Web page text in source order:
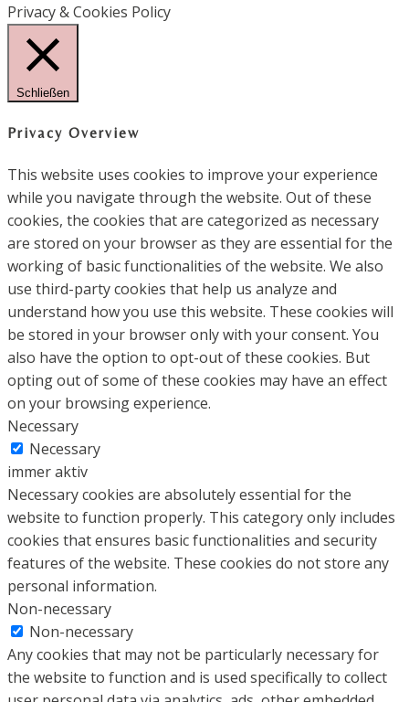
Privacy & Cookies Policy
Schließen
Privacy Overview
This website uses cookies to improve your experience
while you navigate through the website. Out of these
cookies, the cookies that are categorized as necessary
are stored on your browser as they are essential for the
working of basic functionalities of the website. We also
use third-party cookies that help us analyze and
understand how you use this website. These cookies will
be stored in your browser only with your consent. You
also have the option to opt-out of these cookies. But
opting out of some of these cookies may have an effect
on your browsing experience.
Necessary
Necessary
immer aktiv
Necessary cookies are absolutely essential for the
website to function properly. This category only includes
cookies that ensures basic functionalities and security
features of the website. These cookies do not store any
personal information.
Non-necessary
Non-necessary
Any cookies that may not be particularly necessary for
the website to function and is used specifically to collect